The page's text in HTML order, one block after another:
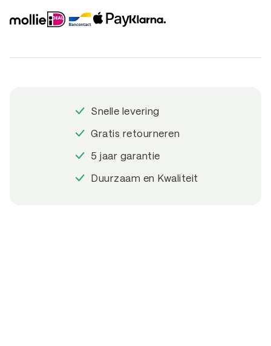
x
Snelle levering
Gratis retourneren
5 jaar garantie
Duurzaam en Kwaliteit